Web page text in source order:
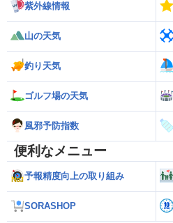
紫外線情報
山の天気
釣り天気
ゴルフ場の天気
風邪予防指数
便利なメニュー
予報精度向上の取り組み
SORASHOP